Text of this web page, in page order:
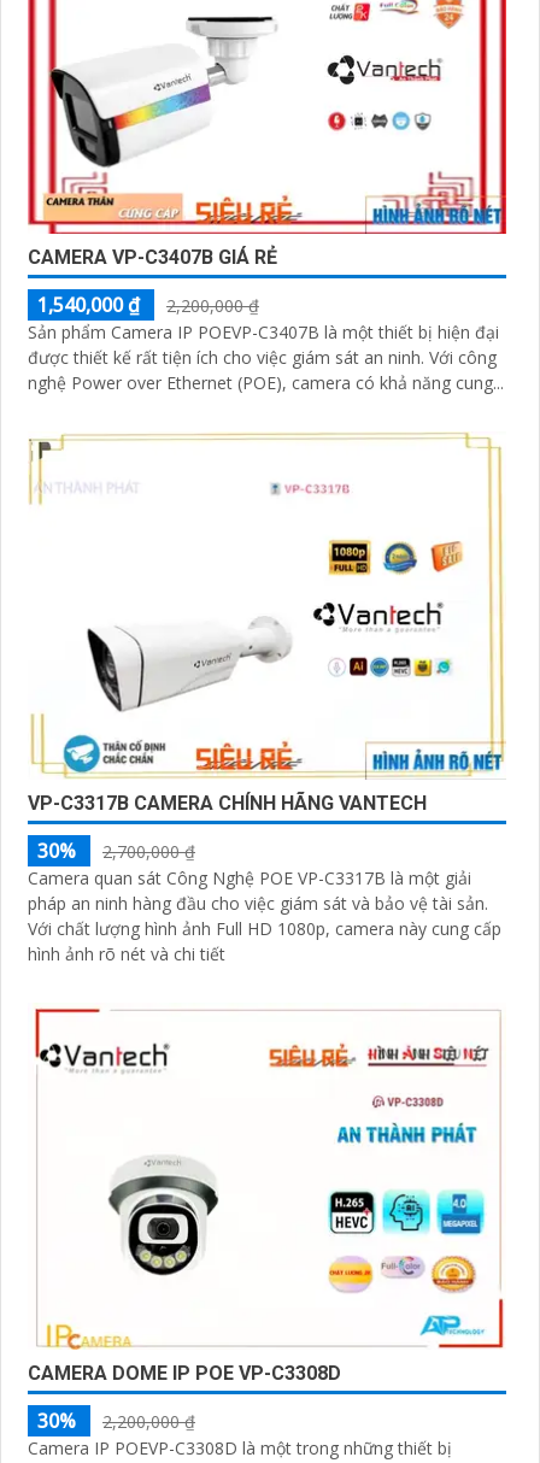
CAMERA VP-C3407B GIÁ RẺ
1,540,000 ₫
2,200,000 ₫
Sản phẩm Camera IP POEVP-C3407B là một thiết bị hiện đại
được thiết kế rất tiện ích cho việc giám sát an ninh. Với công
nghệ Power over Ethernet (POE), camera có khả năng cung...
VP-C3317B CAMERA CHÍNH HÃNG VANTECH
30%
2,700,000 ₫
Camera quan sát Công Nghệ POE VP-C3317B là một giải
pháp an ninh hàng đầu cho việc giám sát và bảo vệ tài sản.
Với chất lượng hình ảnh Full HD 1080p, camera này cung cấp
hình ảnh rõ nét và chi tiết
CAMERA DOME IP POE VP-C3308D
30%
2,200,000 ₫
Camera IP POEVP-C3308D là một trong những thiết bị